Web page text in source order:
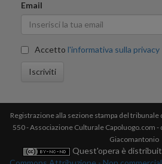
Email
Accetto l'informativa sulla privacy
Iscriviti
Registrazione alla sezione stampa del tribunale
550 - Associazione Culturale Capoluogo.com
Giacomantonio
Quest'opera è